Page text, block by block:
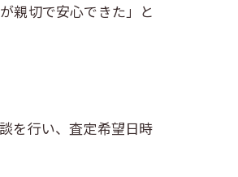
親切で安心できた」と
を行い、査定希望日時